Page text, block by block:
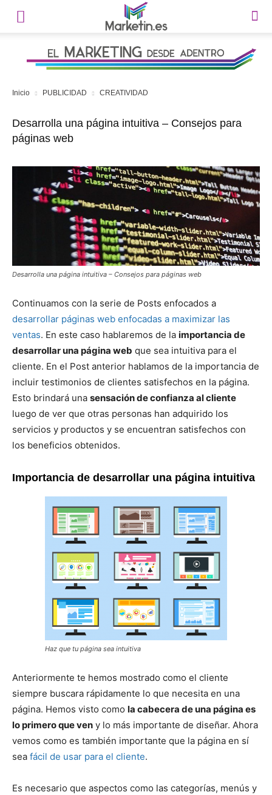
Inicio PUBLICIDAD CREATIVIDAD
Desarrolla una página intuitiva – Consejos para
páginas web
Desarrolla una página intuitiva – Consejos para páginas web
Continuamos con la serie de Posts enfocados a
desarrollar páginas web enfocadas a maximizar las
ventas. En este caso hablaremos de la importancia de
desarrollar una página web que sea intuitiva para el
cliente. En el Post anterior hablamos de la importancia de
incluir testimonios de clientes satisfechos en la página.
Esto brindará una sensación de confianza al cliente
luego de ver que otras personas han adquirido los
servicios y productos y se encuentran satisfechos con
los beneficios obtenidos.
Importancia de desarrollar una página intuitiva
Haz que tu página sea intuitiva
Anteriormente te hemos mostrado como el cliente
siempre buscara rápidamente lo que necesita en una
página. Hemos visto como la cabecera de una página es
lo primero que ven y lo más importante de diseñar. Ahora
vemos como es también importante que la página en sí
sea fácil de usar para el cliente.
Es necesario que aspectos como las categorías, menús y